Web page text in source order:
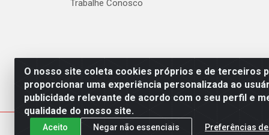
O nosso site coleta cookies próprios e de terceiros
proporcionar uma experiência personalizada ao
publicidade relevante de acordo com o seu perfil e
qualidade do nosso site.
Aceito Negar não essenciais Preferências
Trabalhe Conosco
Polybalas - Rua João Miguel